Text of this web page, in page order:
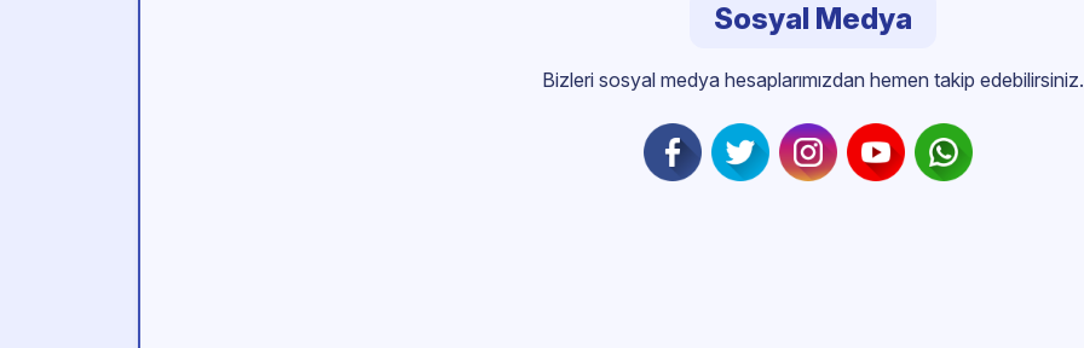
Sosyal Medya
Bizleri sosyal medya hesaplarımızdan hemen takip edebilirsiniz.